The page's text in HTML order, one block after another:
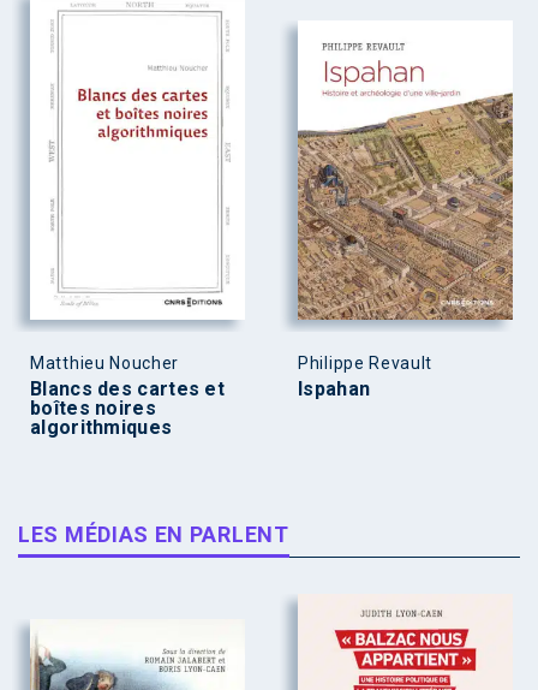
Matthieu Noucher
Blancs des cartes et
boîtes noires
algorithmiques
Philippe Revault
Ispahan
LES MÉDIAS EN PARLENT